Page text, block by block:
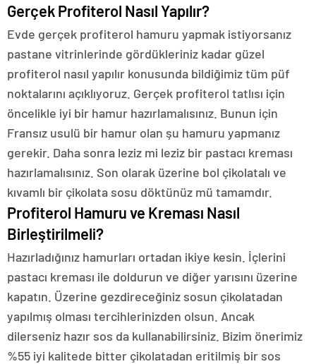
Gerçek Profiterol Nasıl Yapılır?
Evde gerçek profiterol hamuru yapmak istiyorsanız
pastane vitrinlerinde gördükleriniz kadar güzel
profiterol nasıl yapılır konusunda bildiğimiz tüm püf
noktalarını açıklıyoruz. Gerçek profiterol tatlısı için
öncelikle iyi bir hamur hazırlamalısınız. Bunun için
Fransız usulü bir hamur olan şu hamuru yapmanız
gerekir. Daha sonra leziz mi leziz bir pastacı kreması
hazırlamalısınız. Son olarak üzerine bol çikolatalı ve
kıvamlı bir çikolata sosu döktünüz mü tamamdır.
Profiterol Hamuru ve Kreması Nasıl
Birleştirilmeli?
Hazırladığınız hamurları ortadan ikiye kesin. İçlerini
pastacı kreması ile doldurun ve diğer yarısını üzerine
kapatın. Üzerine gezdireceğiniz sosun çikolatadan
yapılmış olması tercihlerinizden olsun. Ancak
dilerseniz hazır sos da kullanabilirsiniz. Bizim önerimiz
%55 iyi kalitede bitter çikolatadan eritilmiş bir sos